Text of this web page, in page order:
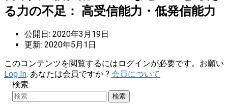
る力の不足： 高受信能力・低発信能力
公開日: 2020年3月19日
更新: 2020年5月1日
このコンテンツを閲覧するにはログインが必要です。お願い
Log In. あなたは会員ですか ? 会員について
検索: